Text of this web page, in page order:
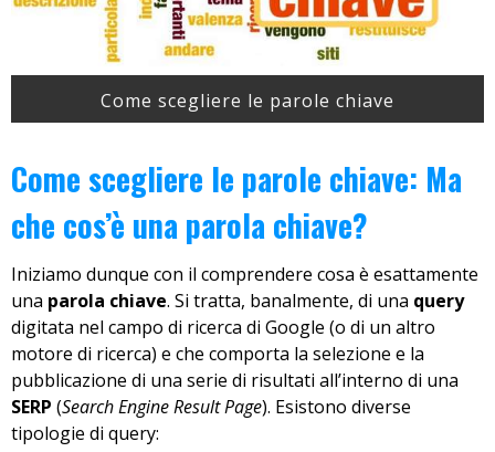
Come scegliere le parole chiave
Come scegliere le parole chiave: Ma
che cos’è una parola chiave?
Iniziamo dunque con il comprendere cosa è esattamente
una parola chiave. Si tratta, banalmente, di una query
digitata nel campo di ricerca di Google (o di un altro
motore di ricerca) e che comporta la selezione e la
pubblicazione di una serie di risultati all’interno di una
SERP (Search Engine Result Page). Esistono diverse
tipologie di query: